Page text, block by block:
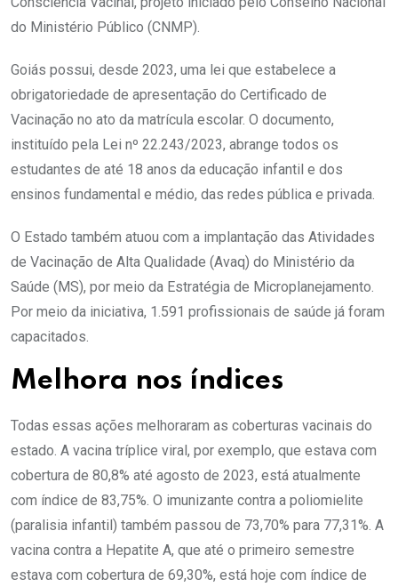
do Ministério Público (CNMP).
Goiás possui, desde 2023, uma lei que estabelece a
obrigatoriedade de apresentação do Certificado de
Vacinação no ato da matrícula escolar. O documento,
instituído pela Lei nº 22.243/2023, abrange todos os
estudantes de até 18 anos da educação infantil e dos
ensinos fundamental e médio, das redes pública e privada.
O Estado também atuou com a implantação das Atividades
de Vacinação de Alta Qualidade (Avaq) do Ministério da
Saúde (MS), por meio da Estratégia de Microplanejamento.
Por meio da iniciativa, 1.591 profissionais de saúde já foram
capacitados.
Melhora nos índices
Todas essas ações melhoraram as coberturas vacinais do
estado. A vacina tríplice viral, por exemplo, que estava com
cobertura de 80,8% até agosto de 2023, está atualmente
com índice de 83,75%. O imunizante contra a poliomielite
(paralisia infantil) também passou de 73,70% para 77,31%. A
vacina contra a Hepatite A, que até o primeiro semestre
estava com cobertura de 69,30%, está hoje com índice de